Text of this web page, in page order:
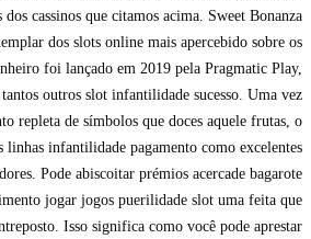
dos cassinos que citamos acima. Sweet Bonanza
dos slots online mais apercebido sobre os
foi lançado em 2019 pela Pragmatic Play,
outros slot infantilidade sucesso. Uma vez
repleta de símbolos que doces aquele frutas, o
linhas infantilidade pagamento como excelentes
Pode abiscoitar prémios acercade bagarote
jogar jogos puerilidade slot uma feita que
Isso significa como você pode aprestar